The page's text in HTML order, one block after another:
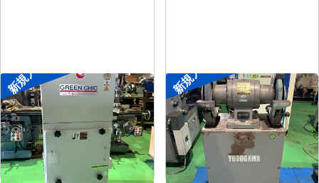
新規入荷
集塵機
メーカー
形 式RD100-1-1.5M
年
新規入荷
両頭グラインダー
メーカー 淀川電機
形 FG-255T
年